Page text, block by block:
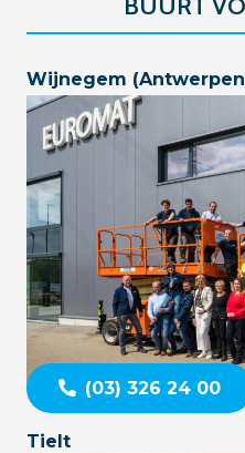
Wijnegem
(03) 326 24 00
Tielt